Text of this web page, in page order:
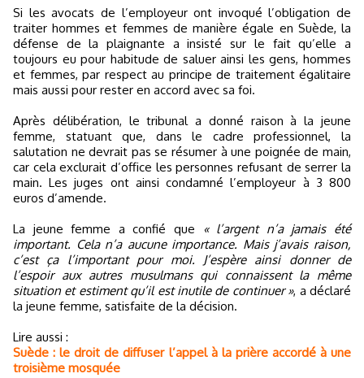
Si les avocats de l’employeur ont invoqué l’obligation de
traiter hommes et femmes de manière égale en Suède, la
défense de la plaignante a insisté sur le fait qu’elle a
toujours eu pour habitude de saluer ainsi les gens, hommes
et femmes, par respect au principe de traitement égalitaire
mais aussi pour rester en accord avec sa foi.
Après délibération, le tribunal a donné raison à la jeune
femme, statuant que, dans le cadre professionnel, la
salutation ne devrait pas se résumer à une poignée de main,
car cela exclurait d’office les personnes refusant de serrer la
main. Les juges ont ainsi condamné l’employeur à 3 800
euros d’amende.
La jeune femme a confié que
« l’argent n’a jamais été
important. Cela n’a aucune importance. Mais j’avais raison,
c’est ça l’important pour moi. J’espère ainsi donner de
l’espoir aux autres musulmans qui connaissent la même
situation et estiment qu’il est inutile de continuer », a déclaré
la jeune femme, satisfaite de la décision.
Lire aussi :
Suède : le droit de diffuser l’appel à la prière accordé à une
troisième mosquée